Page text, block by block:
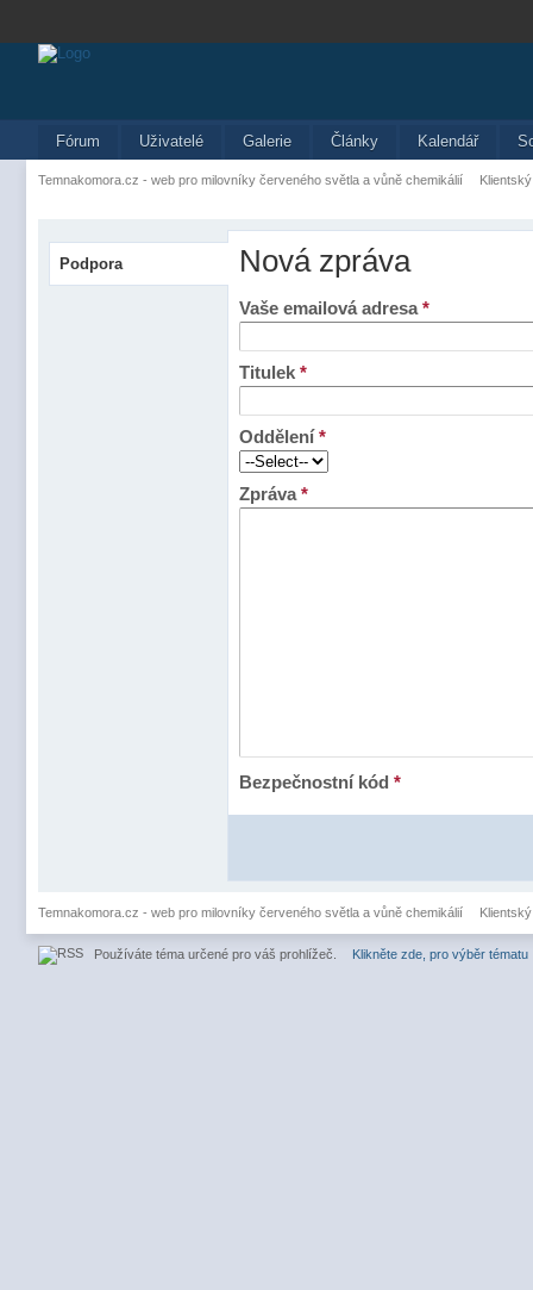
Fórum Uživatelé Galerie Články Kalendář
Temnakomora.cz - web pro milovníky červeného světla a vůně chemikálií
Podpora Nová zpráva
Vaše emailová adresa*
Titulek *
Oddělení*
Zpráva*
Bezpečnostní kód *
Temnakomora.cz - web pro milovníky červeného světla a vůně chemikálií
Používáte téma určené pro váš prohlížeč. Klikněte zde, pro výběr tématu